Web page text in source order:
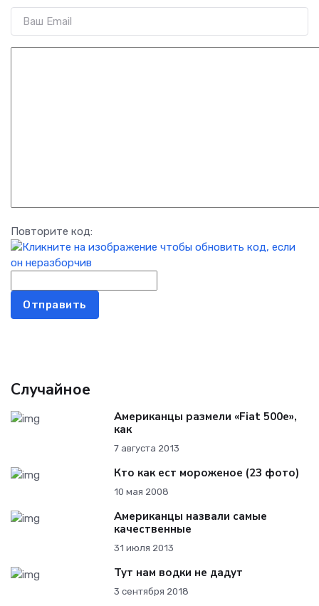
Повторите код:
Отправить
Случайное
Американцы размели «Fiat 500e»,
как
7 августа 2013
Кто как ест мороженое (23 фото)
10 мая 2008
Американцы назвали самые
качественные
31 июля 2013
Тут нам водки не дадут
3 сентября 2018